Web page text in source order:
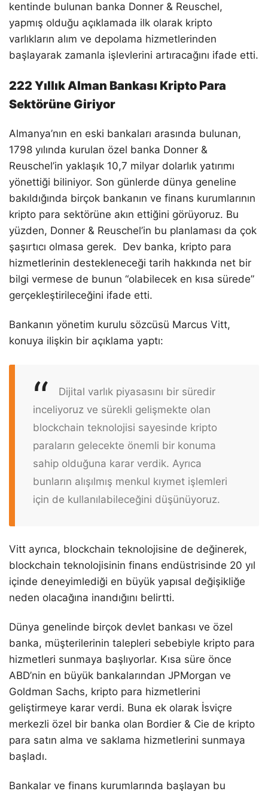
kentinde bulunan banka Donner & Reuschel,
yapmış olduğu açıklamada ilk olarak kripto
varlıkların alım ve depolama hizmetlerinden
başlayarak zamanla işlevlerini artıracağını ifade etti.
222 Yıllık Alman Bankası Kripto Para
Sektörüne Giriyor
Almanya’nın en eski bankaları arasında bulunan,
1798 yılında kurulan özel banka Donner &
Reuschel’in yaklaşık 10,7 milyar dolarlık yatırımı
yönettiği biliniyor. Son günlerde dünya geneline
bakıldığında birçok bankanın ve finans kurumlarının
kripto para sektörüne akın ettiğini görüyoruz. Bu
yüzden, Donner & Reuschel’in bu planlaması da çok
şaşırtıcı olmasa gerek. Dev banka, kripto para
hizmetlerinin destekleneceği tarih hakkında net bir
bilgi vermese de bunun “olabilecek en kısa sürede”
gerçekleştirileceğini ifade etti.
Bankanın yönetim kurulu sözcüsü Marcus Vitt,
konuya ilişkin bir açıklama yaptı:
Dijital varlık piyasasını bir süredir
inceliyoruz ve sürekli gelişmekte olan
blockchain teknolojisi sayesinde kripto
paraların gelecekte önemli bir konuma
sahip olduğuna karar verdik. Ayrıca
bunların alışılmış menkul kıymet işlemleri
için de kullanılabileceğini düşünüyoruz.
Vitt ayrıca, blockchain teknolojisine de değinerek,
blockchain teknolojisinin finans endüstrisinde 20 yıl
içinde deneyimlediği en büyük yapısal değişikliğe
neden olacağına inandığını belirtti.
Dünya genelinde birçok devlet bankası ve özel
banka, müşterilerinin talepleri sebebiyle kripto para
hizmetleri sunmaya başlıyorlar. Kısa süre önce
ABD’nin en büyük bankalarından JPMorgan ve
Goldman Sachs, kripto para hizmetlerini
geliştirmeye karar verdi. Buna ek olarak İsviçre
merkezli özel bir banka olan Bordier & Cie de kripto
para satın alma ve saklama hizmetlerini sunmaya
başladı.
Bankalar ve finans kurumlarında başlayan bu